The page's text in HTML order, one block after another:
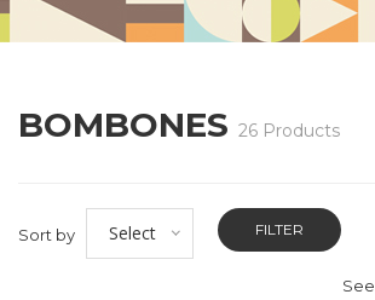
BOMBONES 26 Products
Sort by Select FILTER
See